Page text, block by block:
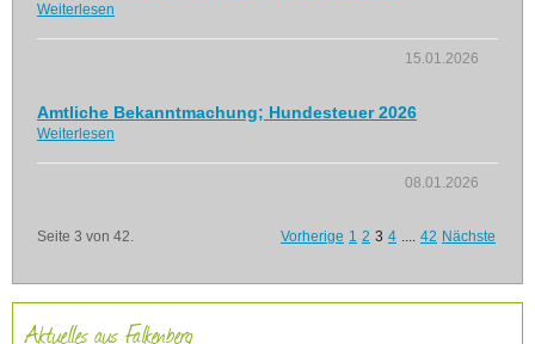
Weiterlesen
15.01.2026
Amtliche Bekanntmachung; Hundesteuer 2026
Weiterlesen
08.01.2026
Seite 3 von 42. Vorherige 1 2 3 4 .... 42 Nächste
Aktuelles aus Falkenberg